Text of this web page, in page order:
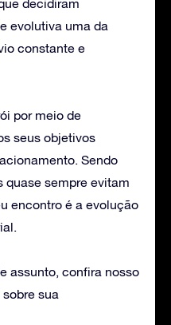
decidiram
evolutiva uma da
constante e
por meio de
seus objetivos
Sendo
quase sempre evitam
encontro é a evolução
assunto, confira nosso
sua